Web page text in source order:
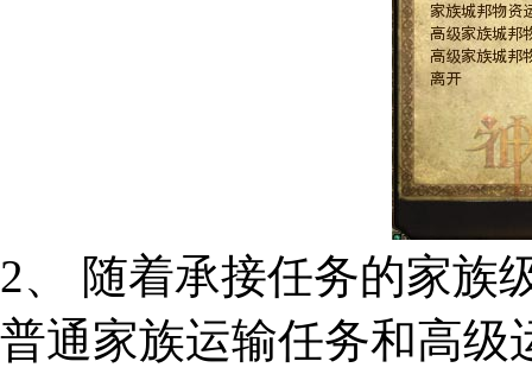
2、 随着承接任务的家族
普通家族运输任务和高级